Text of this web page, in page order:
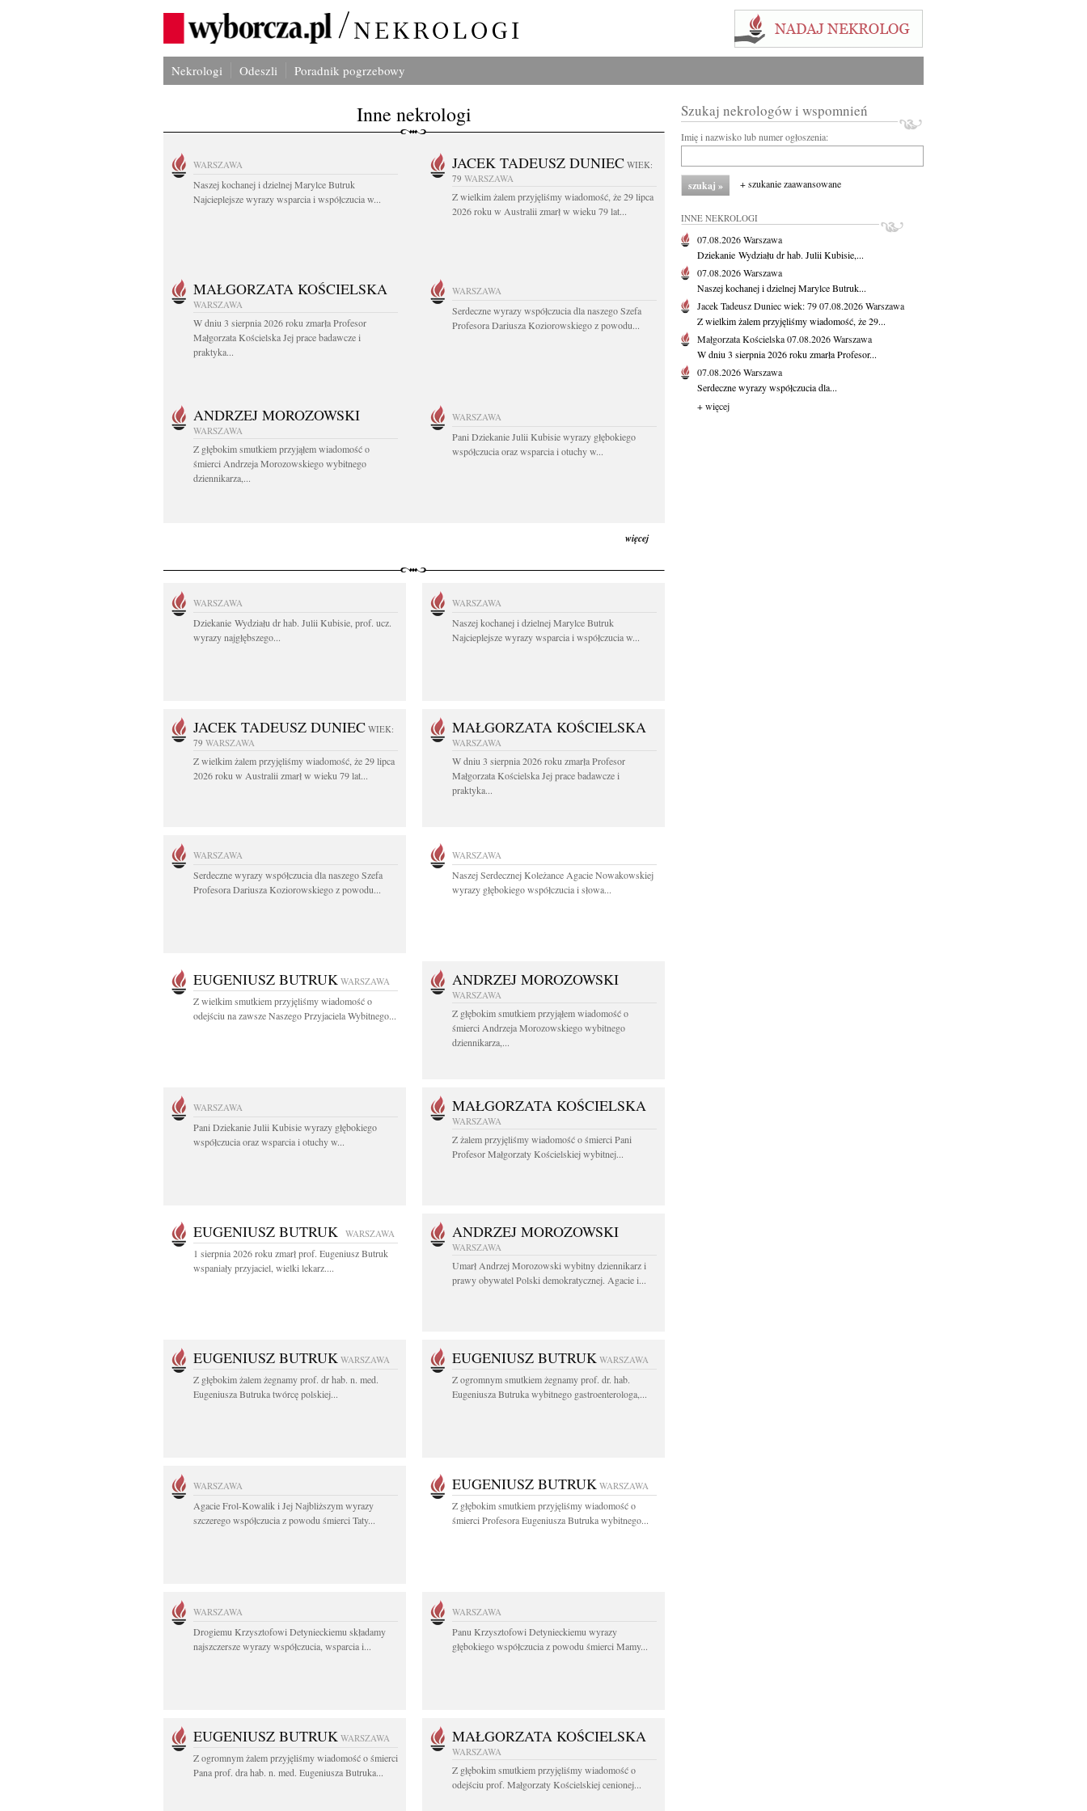
Nekrologi Odeszli Poradnik pogrzebowy
Inne nekrologi
WARSZAWA
Naszej kochanej i dzielnej Marylce Butruk
Najcieplejsze wyrazy wsparcia i współczucia w...
JACEK TADEUSZ DUNIEC WIEK:
79 WARSZAWA
Z wielkim żalem przyjęliśmy wiadomość, że 29 lipca
2026 roku w Australii zmarł w wieku 79 lat...
MAŁGORZATA KOŚCIELSKA
WARSZAWA
W dniu 3 sierpnia 2026 roku zmarła Profesor
Małgorzata Kościelska Jej prace badawcze i
praktyka...
WARSZAWA
Serdeczne wyrazy współczucia dla naszego Szefa
Profesora Dariusza Koziorowskiego z powodu...
ANDRZEJ MOROZOWSKI
WARSZAWA
Z głębokim smutkiem przyjąłem wiadomość o
śmierci Andrzeja Morozowskiego wybitnego
dziennikarza,...
WARSZAWA
Pani Dziekanie Julii Kubisie wyrazy głębokiego
współczucia oraz wsparcia i otuchy w...
więcej
WARSZAWA
Dziekanie Wydziału dr hab. Julii Kubisie, prof. ucz.
wyrazy najgłębszego...
WARSZAWA
Naszej kochanej i dzielnej Marylce Butruk
Najcieplejsze wyrazy wsparcia i współczucia w...
JACEK TADEUSZ DUNIEC WIEK:
79 WARSZAWA
Z wielkim żalem przyjęliśmy wiadomość, że 29 lipca
2026 roku w Australii zmarł w wieku 79 lat...
MAŁGORZATA KOŚCIELSKA
WARSZAWA
W dniu 3 sierpnia 2026 roku zmarła Profesor
Małgorzata Kościelska Jej prace badawcze i
praktyka...
WARSZAWA
Serdeczne wyrazy współczucia dla naszego Szefa
Profesora Dariusza Koziorowskiego z powodu...
WARSZAWA
Naszej Serdecznej Koleżance Agacie Nowakowskiej
wyrazy głębokiego współczucia i słowa...
EUGENIUSZ BUTRUK WARSZAWA
Z wielkim smutkiem przyjęliśmy wiadomość o
odejściu na zawsze Naszego Przyjaciela Wybitnego...
ANDRZEJ MOROZOWSKI
WARSZAWA
Z głębokim smutkiem przyjąłem wiadomość o
śmierci Andrzeja Morozowskiego wybitnego
dziennikarza,...
WARSZAWA
Pani Dziekanie Julii Kubisie wyrazy głębokiego
współczucia oraz wsparcia i otuchy w...
MAŁGORZATA KOŚCIELSKA
WARSZAWA
Z żalem przyjęliśmy wiadomość o śmierci Pani
Profesor Małgorzaty Kościelskiej wybitnej...
EUGENIUSZ BUTRUK WARSZAWA
1 sierpnia 2026 roku zmarł prof. Eugeniusz Butruk
wspaniały przyjaciel, wielki lekarz....
ANDRZEJ MOROZOWSKI
WARSZAWA
Umarł Andrzej Morozowski wybitny dziennikarz i
prawy obywatel Polski demokratycznej. Agacie i...
EUGENIUSZ BUTRUK WARSZAWA
Z głębokim żalem żegnamy prof. dr hab. n. med.
Eugeniusza Butruka twórcę polskiej...
EUGENIUSZ BUTRUK WARSZAWA
Z ogromnym smutkiem żegnamy prof. dr. hab.
Eugeniusza Butruka wybitnego gastroenterologa,...
WARSZAWA
Agacie Frol-Kowalik i Jej Najbliższym wyrazy
szczerego współczucia z powodu śmierci Taty...
EUGENIUSZ BUTRUK WARSZAWA
Z głębokim smutkiem przyjęliśmy wiadomość o
śmierci Profesora Eugeniusza Butruka wybitnego...
WARSZAWA
Drogiemu Krzysztofowi Detynieckiemu składamy
najszczersze wyrazy współczucia, wsparcia i...
WARSZAWA
Panu Krzysztofowi Detynieckiemu wyrazy
głębokiego współczucia z powodu śmierci Mamy...
EUGENIUSZ BUTRUK WARSZAWA
Z ogromnym żalem przyjęliśmy wiadomość o śmierci
Pana prof. dra hab. n. med. Eugeniusza Butruka...
MAŁGORZATA KOŚCIELSKA
WARSZAWA
Z głębokim smutkiem przyjęliśmy wiadomość o
odejściu prof. Małgorzaty Kościelskiej cenionej...
Szukaj nekrologów i wspomnień
Imię i nazwisko lub numer ogłoszenia:
+ szukanie zaawansowane
INNE NEKROLOGI
07.08.2026Warszawa
Dziekanie Wydziału dr hab. Julii Kubisie,...
07.08.2026Warszawa
Naszej kochanej i dzielnej Marylce Butruk...
Jacek Tadeusz Duniecwiek: 7907.08.2026Warszawa
Z wielkim żalem przyjęliśmy wiadomość, że 29...
Małgorzata Kościelska07.08.2026Warszawa
W dniu 3 sierpnia 2026 roku zmarła Profesor...
07.08.2026Warszawa
Serdeczne wyrazy współczucia dla...
+ więcej